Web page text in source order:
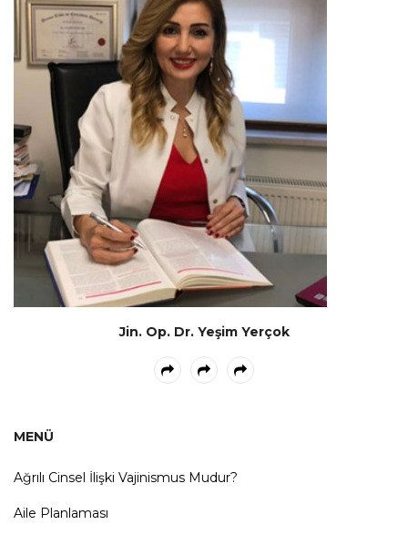
Jin. Op. Dr. Yeşim Yerçok
MENÜ
Ağrılı Cinsel İlişki Vajinismus Mudur?
Aile Planlaması